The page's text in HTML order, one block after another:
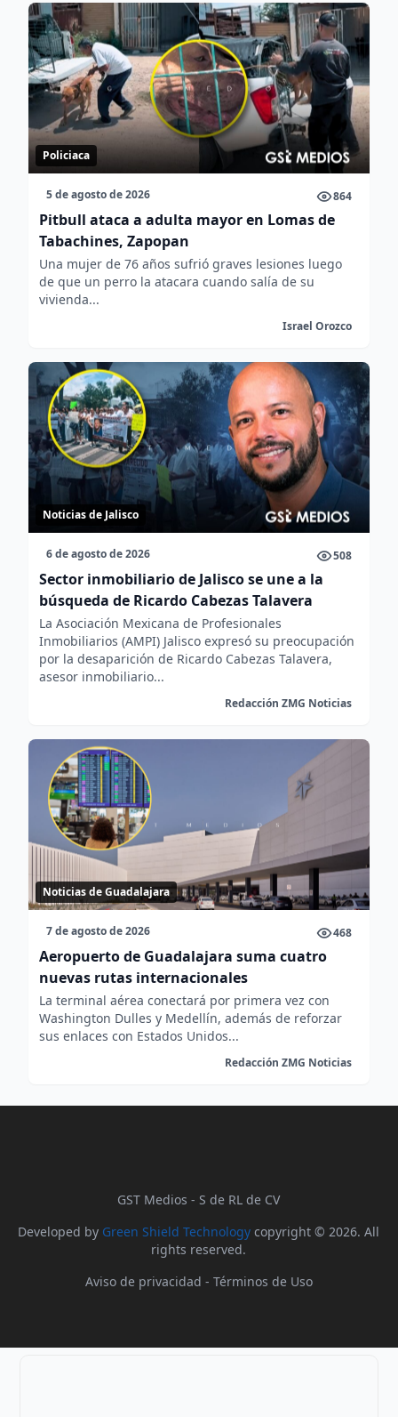
Policiaca
5 de agosto de 2026 864
Pitbull ataca a adulta mayor en Lomas de
Tabachines, Zapopan
Una mujer de 76 años sufrió graves lesiones luego
de que un perro la atacara cuando salía de su
vivienda...
Israel Orozco
Noticias de Jalisco
6 de agosto de 2026 508
Sector inmobiliario de Jalisco se une a la
búsqueda de Ricardo Cabezas Talavera
La Asociación Mexicana de Profesionales
Inmobiliarios (AMPI) Jalisco expresó su preocupación
por la desaparición de Ricardo Cabezas Talavera,
asesor inmobiliario...
Redacción ZMG Noticias
Noticias de Guadalajara
7 de agosto de 2026 468
Aeropuerto de Guadalajara suma cuatro
nuevas rutas internacionales
La terminal aérea conectará por primera vez con
Washington Dulles y Medellín, además de reforzar
sus enlaces con Estados Unidos...
Redacción ZMG Noticias
GST Medios - S de RL de CV
Developed by Green Shield Technology copyright © 2026. All
rights reserved.
Aviso de privacidad - Términos de Uso